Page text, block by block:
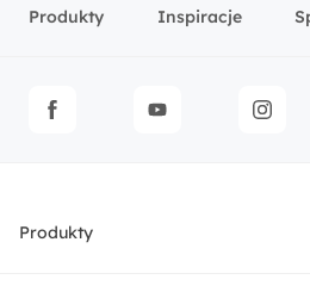
Produkty Inspiracje
Produkty